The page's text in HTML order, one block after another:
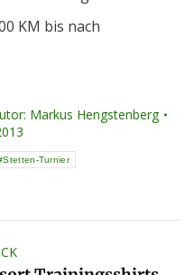
KM bis nach
Markus Hengstenberg
Stetten-Turnier